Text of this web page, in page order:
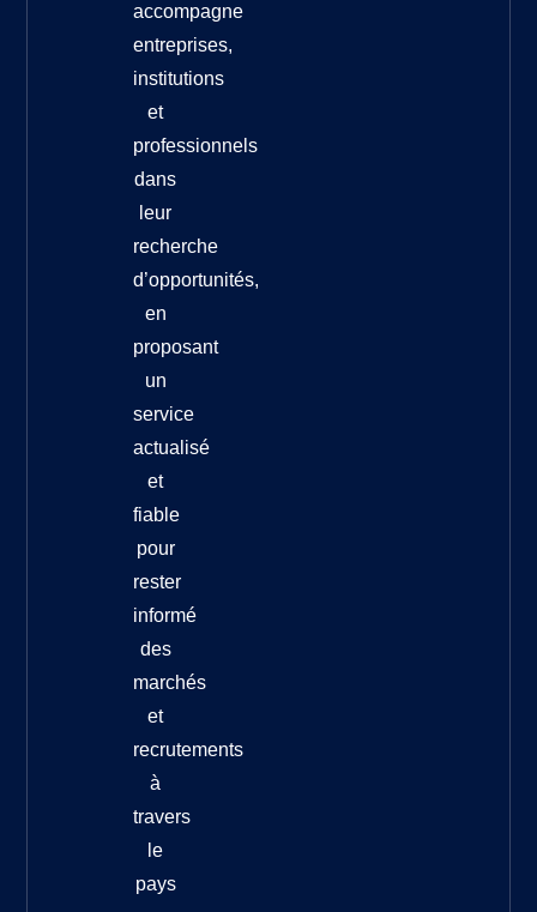
accompagne
entreprises,
institutions
et
professionnels
dans
leur
recherche
d’opportunités,
en
proposant
un
service
actualisé
et
fiable
pour
rester
informé
des
marchés
et
recrutements
à
travers
le
pays